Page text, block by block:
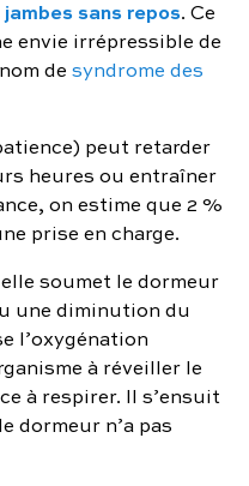
jambes sans repos. Ce
envie irrépressible de
de syndrome des
peut retarder
heures ou entraîner
on estime que 2 %
prise en charge.
soumet le dormeur
une diminution du
l’oxygénation
à réveiller le
à respirer. Il s’ensuit
dormeur n’a pas